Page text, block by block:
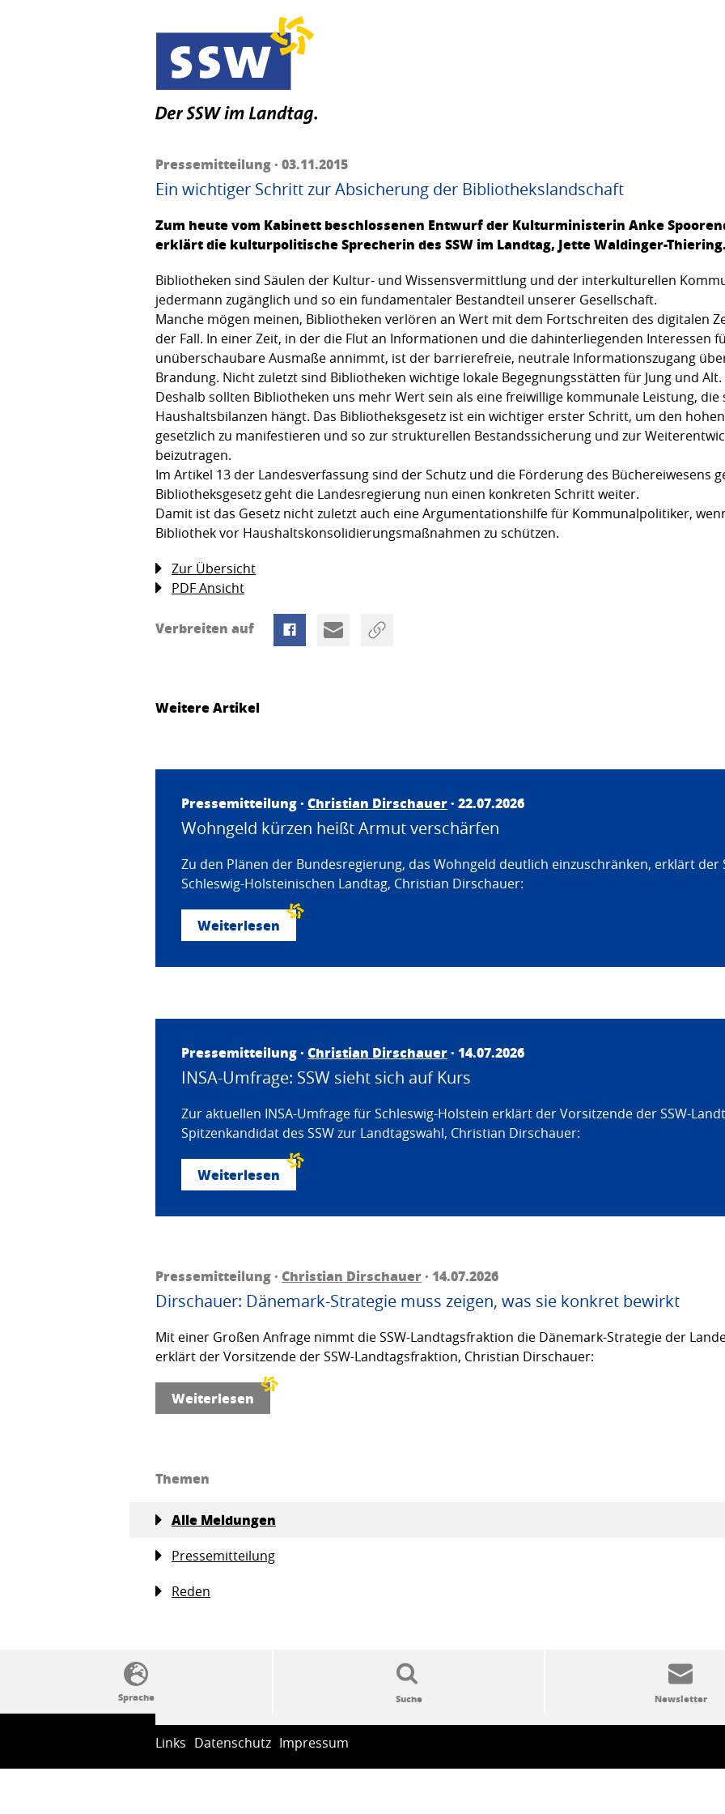
Pressemitteilung · 03.11.2015
Ein wichtiger Schritt zur Absicherung der Bibliothekslandschaft
Zum heute vom Kabinett beschlossenen Entwurf der Kulturministerin Anke
erklärt die kulturpolitische Sprecherin des SSW im Landtag, Jette Waldinger-Thiering.
Bibliotheken sind Säulen der Kultur- und Wissensvermittlung und der interkulturellen
jedermann zugänglich und so ein fundamentaler Bestandteil unserer Gesellschaft.
Manche mögen meinen, Bibliotheken verlören an Wert mit dem Fortschreiten des digitalen
der Fall. In einer Zeit, in der die Flut an Informationen und die dahinterliegenden Interessen
unüberschaubare Ausmaße annimmt, ist der barrierefreie, neutrale Informationszugang
Brandung. Nicht zuletzt sind Bibliotheken wichtige lokale Begegnungsstätten für Jung und Alt.
Deshalb sollten Bibliotheken uns mehr Wert sein als eine freiwillige kommunale Leistung,
Haushaltsbilanzen hängt. Das Bibliotheksgesetz ist ein wichtiger erster Schritt, um den
gesetzlich zu manifestieren und so zur strukturellen Bestandssicherung und zur
beizutragen.
Im Artikel 13 der Landesverfassung sind der Schutz und die Förderung des Büchereiwesens
Bibliotheksgesetz geht die Landesregierung nun einen konkreten Schritt weiter.
Damit ist das Gesetz nicht zuletzt auch eine Argumentationshilfe für Kommunalpolitiker,
Bibliothek vor Haushaltskonsolidierungsmaßnahmen zu schützen.
Zur Übersicht
PDF Ansicht
Verbreiten auf
Weitere Artikel
Pressemitteilung · Christian Dirschauer· 22.07.2026
Wohngeld kürzen heißt Armut verschärfen
Zu den Plänen der Bundesregierung, das Wohngeld deutlich einzuschränken, erklärt der
Schleswig-Holsteinischen Landtag, Christian Dirschauer:
Weiterlesen
Pressemitteilung · Christian Dirschauer· 14.07.2026
INSA-Umfrage: SSW sieht sich auf Kurs
Zur aktuellen INSA-Umfrage für Schleswig-Holstein erklärt der Vorsitzende der SSW-
Spitzenkandidat des SSW zur Landtagswahl, Christian Dirschauer:
Weiterlesen
Pressemitteilung · Christian Dirschauer· 14.07.2026
Dirschauer: Dänemark-Strategie muss zeigen, was sie konkret bewirkt
Mit einer Großen Anfrage nimmt die SSW-Landtagsfraktion die Dänemark-Strategie der
erklärt der Vorsitzende der SSW-Landtagsfraktion, Christian Dirschauer:
Weiterlesen
Themen
Alle Meldungen
Pressemitteilung
Reden
Links Datenschutz Impressum